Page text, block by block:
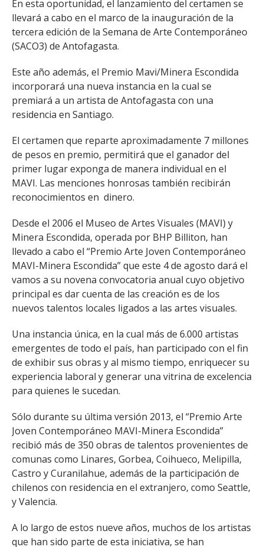
En esta oportunidad, el lanzamiento del certamen se
llevará a cabo en el marco de la inauguración de la
tercera edición de la Semana de Arte Contemporáneo
(SACO3) de Antofagasta.
Este año además, el Premio Mavi/Minera Escondida
incorporará una nueva instancia en la cual se
premiará a un artista de Antofagasta con una
residencia en Santiago.
El certamen que reparte aproximadamente 7 millones
de pesos en premio, permitirá que el ganador del
primer lugar exponga de manera individual en el
MAVI. Las menciones honrosas también recibirán
reconocimientos en dinero.
Desde el 2006 el Museo de Artes Visuales (MAVI) y
Minera Escondida, operada por BHP Billiton, han
llevado a cabo el “Premio Arte Joven Contemporáneo
MAVI-Minera Escondida” que este 4 de agosto dará el
vamos a su novena convocatoria anual cuyo objetivo
principal es dar cuenta de las creación es de los
nuevos talentos locales ligados a las artes visuales.
Una instancia única, en la cual más de 6.000 artistas
emergentes de todo el país, han participado con el fin
de exhibir sus obras y al mismo tiempo, enriquecer su
experiencia laboral y generar una vitrina de excelencia
para quienes le sucedan.
Sólo durante su última versión 2013, el “Premio Arte
Joven Contemporáneo MAVI-Minera Escondida”
recibió más de 350 obras de talentos provenientes de
comunas como Linares, Gorbea, Coihueco, Melipilla,
Castro y Curanilahue, además de la participación de
chilenos con residencia en el extranjero, como Seattle,
y Valencia.
A lo largo de estos nueve años, muchos de los artistas
que han sido parte de esta iniciativa, se han